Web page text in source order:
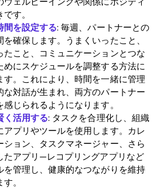
す。
間を設定する: 毎週、パートナーとの
確保します。うまくいったこと、
たこと、コミュニケーションとつな
めにスケジュールを調整する方法に
す。これにより、時間を一緒に管理
な対話が生まれ、両方のパートナー
じられるようになります。
く活用する: タスクを合理化し、組織
アプリやツールを使用します。カレ
ション、タスクマネージャー、さら
たアプリ—レコプリングアプリなど
を管理し、健康的なつながりを維持
。